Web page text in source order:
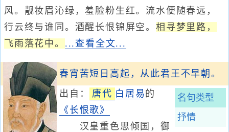
风。靓妆眉沁绿，羞脸粉生红。流水便随春远，
行云终与谁同。酒醒长恨锦屏空。 相寻梦里路，
飞雨落花中。 ...查看全文...
春宵苦短日高起，从此君王不早朝。
名句类型
抒情
出自： 唐代 白居易 的
《长恨歌》
汉皇重色思倾国，御